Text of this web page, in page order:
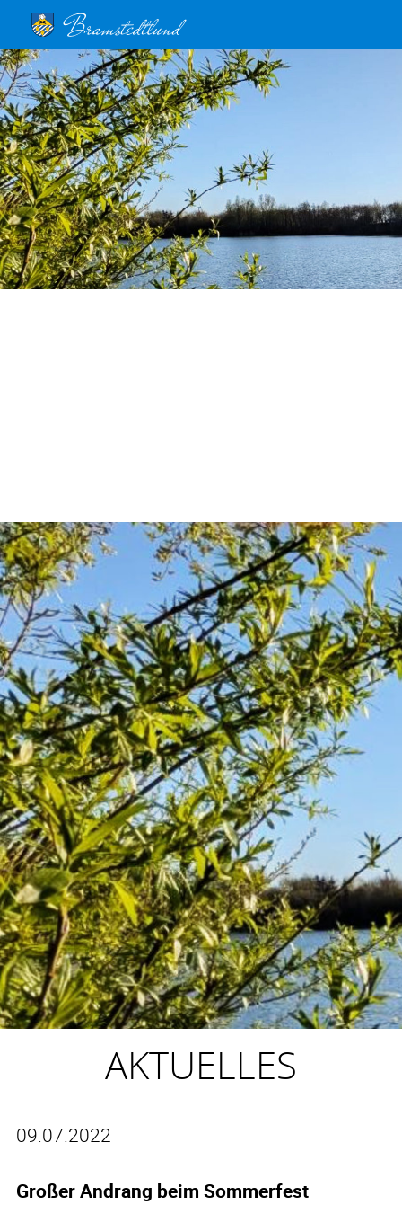
AKTUELLES
09.07.2022
Großer Andrang beim Sommerfest